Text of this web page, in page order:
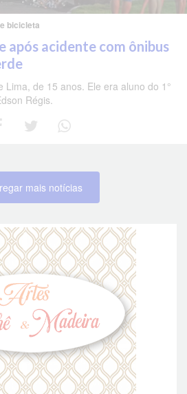
bicicleta
após acidente com ônibus
Lima, de 15 anos. Ele era aluno do 1°
Régis.
mais notícias